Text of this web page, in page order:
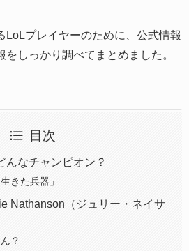
LoLプレイヤーのために、公式情報
しっかり調べてまとめました。
目次
んなチャンピオン？
きた兵器」
Nathanson（ジュリー・ネイサ
？